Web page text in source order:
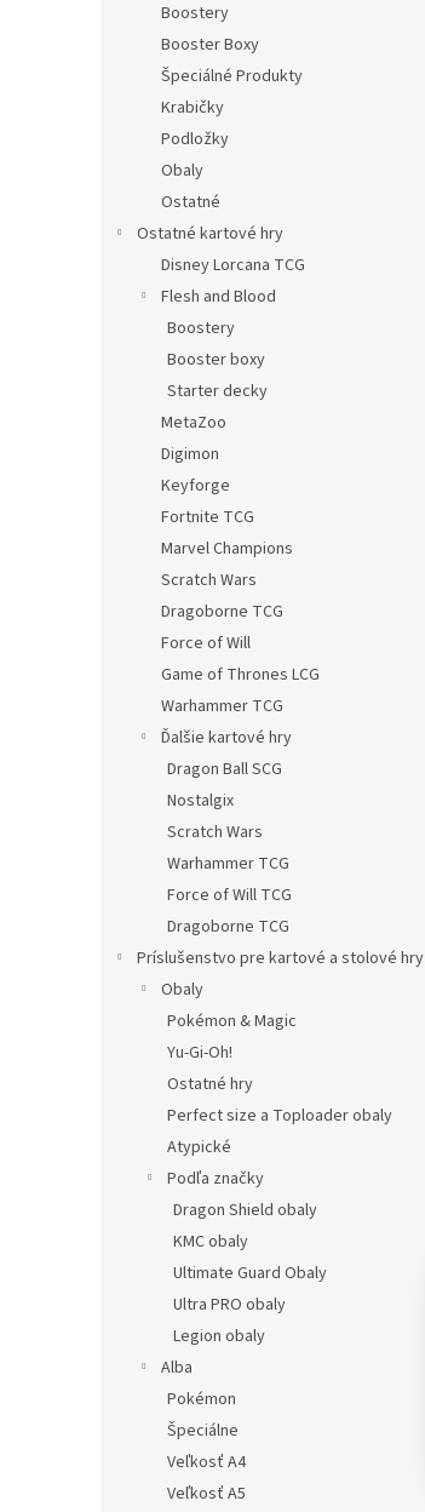
Boostery
Booster Boxy
Špeciálné Produkty
Krabičky
Podložky
Obaly
Ostatné
Ostatné kartové hry
Disney Lorcana TCG
Flesh and Blood
Boostery
Booster boxy
Starter decky
MetaZoo
Digimon
Keyforge
Fortnite TCG
Marvel Champions
Scratch Wars
Dragoborne TCG
Force of Will
Game of Thrones LCG
Warhammer TCG
Ďalšie kartové hry
Dragon Ball SCG
Nostalgix
Scratch Wars
Warhammer TCG
Force of Will TCG
Dragoborne TCG
Príslušenstvo pre kartové a stolové hry
Obaly
Pokémon & Magic
Yu-Gi-Oh!
Ostatné hry
Perfect size a Toploader obaly
Atypické
Podľa značky
Dragon Shield obaly
KMC obaly
Ultimate Guard Obaly
Ultra PRO obaly
Legion obaly
Alba
Pokémon
Špeciálne
Veľkosť A4
Veľkosť A5